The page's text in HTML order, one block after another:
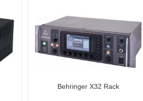
Behringer X32 Rack